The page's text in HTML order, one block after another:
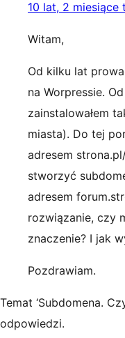
10 lat, 2 miesiące
Witam,
Od kilku lat
na Worpressie.
zainstalowałem
miasta). Do tej
adresem
stworzyć
adresem
rozwiązanie, czy
znaczenie? I jak
Pozdrawiam.
Temat ‘Subdomena.
odpowiedzi.